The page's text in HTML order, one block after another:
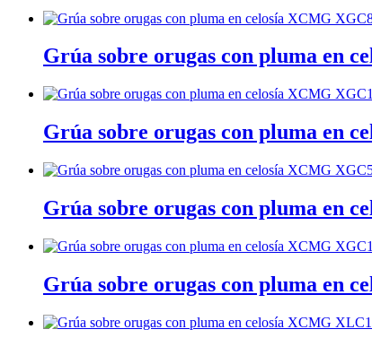
Grúa sobre orugas con pluma en
Grúa sobre orugas con pluma en
Grúa sobre orugas con pluma en
Grúa sobre orugas con pluma en